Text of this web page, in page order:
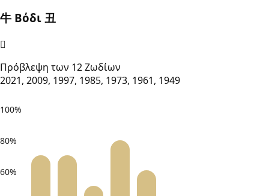
牛 Βόδι 丑
Πρόβλεψη των 12 Ζωδίων
2021, 2009, 1997, 1985, 1973, 1961, 1949
60%
80%
100%